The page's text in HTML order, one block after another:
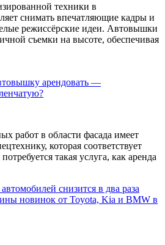
техники в
снимать впечатляющие кадры и
режиссёрские идеи. Автовышки
съемки на высоте, обеспечивая
арендовать —
работ в области фасада имеет
которая соответствует
такая услуга, как аренда
новинок от Toyota, Kia и BMW в